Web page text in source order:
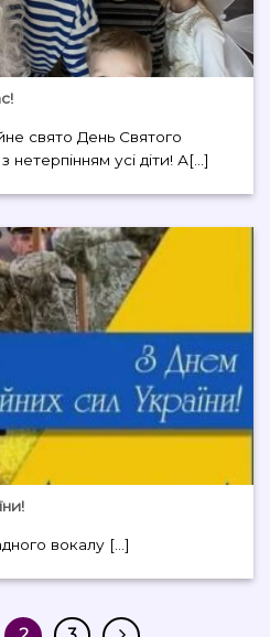
свято День Святого
усі діти! А[...]
вокалу [...]